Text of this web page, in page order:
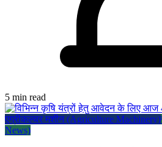
5 min read
एग्रीकल्चर मशीन (Agriculture Machinery)
News)